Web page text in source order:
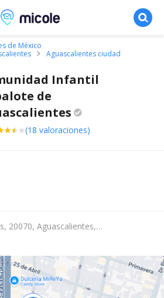
Micole, buscador de colegios
de México
Aguascalientes ciudad
Infantil
de
(18 valoraciones)
20070, Aguascalientes,